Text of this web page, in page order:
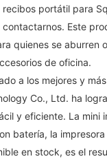
recibos portátil para
Este
quienes se aburren
de oficina.
a los mejores y
Co., Ltd. ha
y eficiente. La mini
batería, la
en stock, es el